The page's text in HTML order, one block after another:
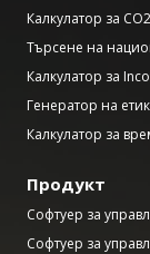
Калкулатор за
Търсене на
Калкулатор за
Генератор на
Калкулатор за
Продукт
Софтуер за
Софтуер за